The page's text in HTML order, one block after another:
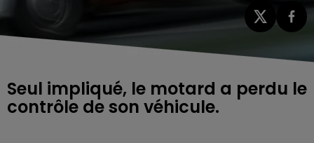
Seul impliqué, le motard a perdu le
contrôle de son véhicule.